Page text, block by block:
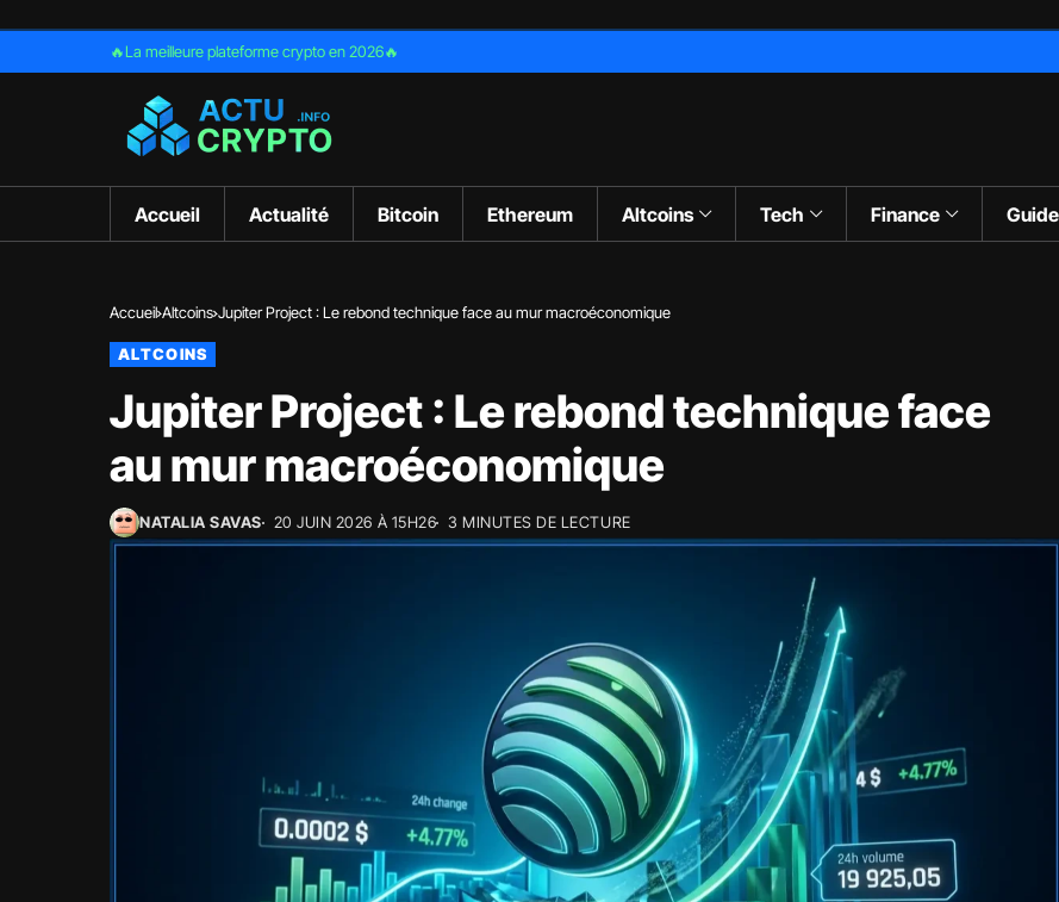
🔥La meilleure plateforme crypto en 2026🔥
Accueil Actualité Bitcoin Ethereum Altcoins Tech Finance
Accueil Altcoins Jupiter Project : Le rebond technique face au mur macroéconomique
ALTCOINS
Jupiter Project : Le rebond technique face
au mur macroéconomique
NATALIA SAVAS 20 JUIN 2026 À 15H26 3 MINUTES DE LECTURE